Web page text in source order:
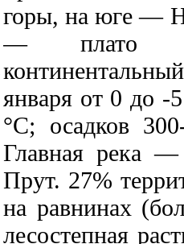
горы, на юге —
— плато
января от 0 до -
°С; осадков
Главная река
Прут. 27%
на равнинах
лесостепная